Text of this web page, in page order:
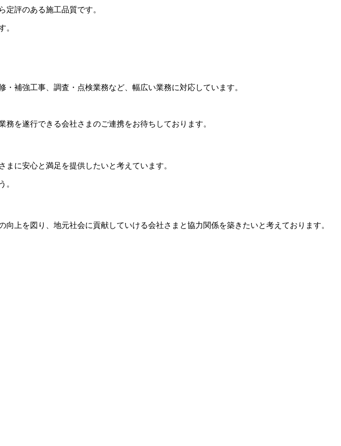
評のある施工品質です。
。
補強工事、調査・点検業務など、幅広い業務に対応しています。
を遂行できる会社さまのご連携をお待ちしております。
に安心と満足を提供したいと考えています。
。
上を図り、地元社会に貢献していける会社さまと協力関係を築きたいと考えております。